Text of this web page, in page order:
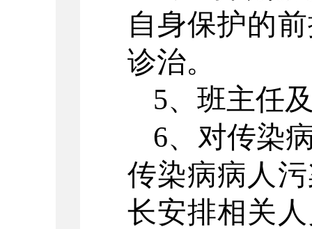
自身保护的
诊治。
5、班主任
6、对传染
传染病病人
长安排相关